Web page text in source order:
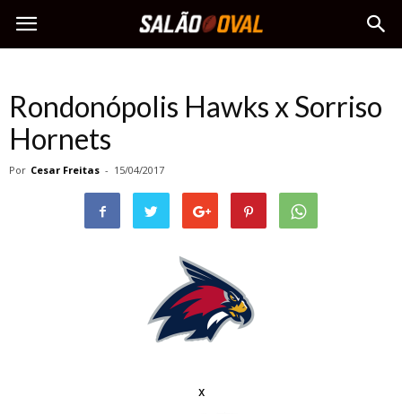
Rondonópolis Hawks x Sorriso
Hornets
Por Cesar Freitas - 15/04/2017
x